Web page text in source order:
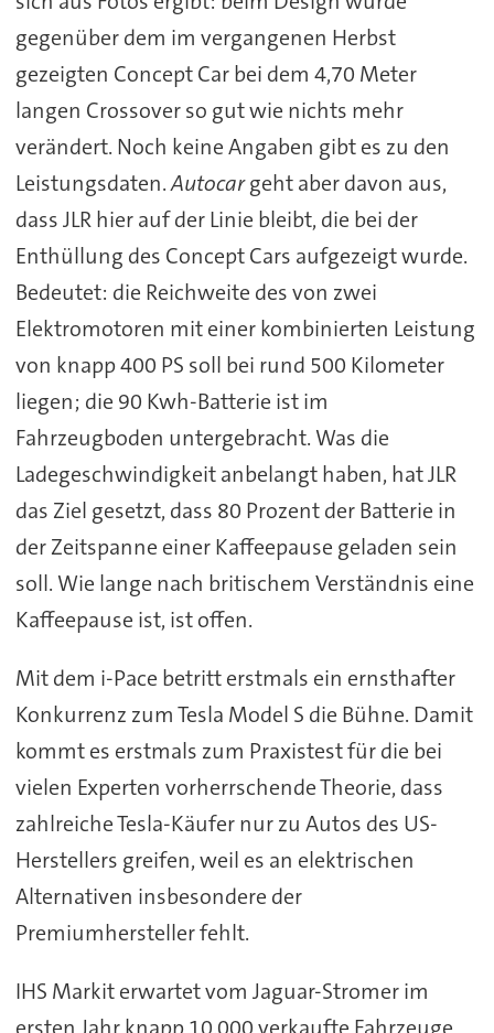
gegenüber dem im vergangenen Herbst
gezeigten Concept Car bei dem 4,70 Meter
langen Crossover so gut wie nichts mehr
verändert. Noch keine Angaben gibt es zu den
Leistungsdaten.Autocargeht aber davon aus,
dass JLR hier auf der Linie bleibt, die bei der
Enthüllung des Concept Cars aufgezeigt wurde.
Bedeutet: die Reichweite des von zwei
Elektromotoren mit einer kombinierten Leistung
von knapp 400 PS soll bei rund 500 Kilometer
liegen; die 90 Kwh-Batterie ist im
Fahrzeugboden untergebracht. Was die
Ladegeschwindigkeit anbelangt haben, hat JLR
das Ziel gesetzt, dass 80 Prozent der Batterie in
der Zeitspanne einer Kaffeepause geladen sein
soll. Wie lange nach britischem Verständnis eine
Kaffeepause ist, ist offen.
Mit dem i-Pace betritt erstmals ein ernsthafter
Konkurrenz zum Tesla Model S die Bühne. Damit
kommt es erstmals zum Praxistest für die bei
vielen Experten vorherrschende Theorie, dass
zahlreiche Tesla-Käufer nur zu Autos des US-
Herstellers greifen, weil es an elektrischen
Alternativen insbesondere der
Premiumhersteller fehlt.
IHS Markit erwartet vom Jaguar-Stromer im
ersten Jahr knapp 10.000 verkaufte Fahrzeuge,